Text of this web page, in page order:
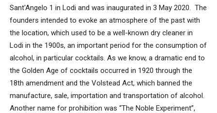
Sant'Angelo 1 in Lodi and was inaugurated in 3 May 2020. The
founders intended to evoke an atmosphere of the past with
the location, which used to be a well-known dry cleaner in
Lodi in the 1900s, an important period for the consumption of
alcohol, in particular cocktails. As we know, a dramatic end to
the Golden Age of cocktails occurred in 1920 through the
18th amendment and the Volstead Act, which banned the
manufacture, sale, importation and transportation of alcohol.
Another name for prohibition was “The Noble Experiment”,